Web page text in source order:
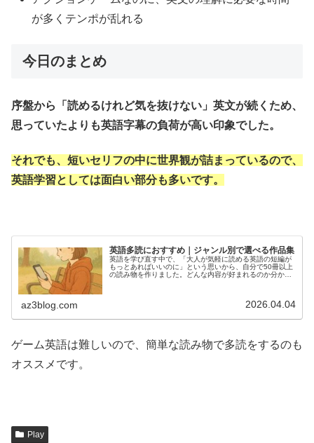
が多くテンポが乱れる
今日のまとめ
序盤から「読めるけれど気を抜けない」英文が続くため、
思っていたよりも英語字幕の負荷が高い印象でした。
それでも、短いセリフの中に世界観が詰まっているので、
英語学習としては面白い部分も多いです。
英語多読におすすめ｜ジャンル別で選べる作品集
英語を学び直す中で、「大人が気軽に読める英語の短編が
もっとあればいいのに」という思いから、自分で50冊以上
の読み物を作りました。どんな内容が好まれるのか分から
az3blog.com 2026.04.04
ゲーム英語は難しいので、簡単な読み物で多読をするのも
オススメです。
Play